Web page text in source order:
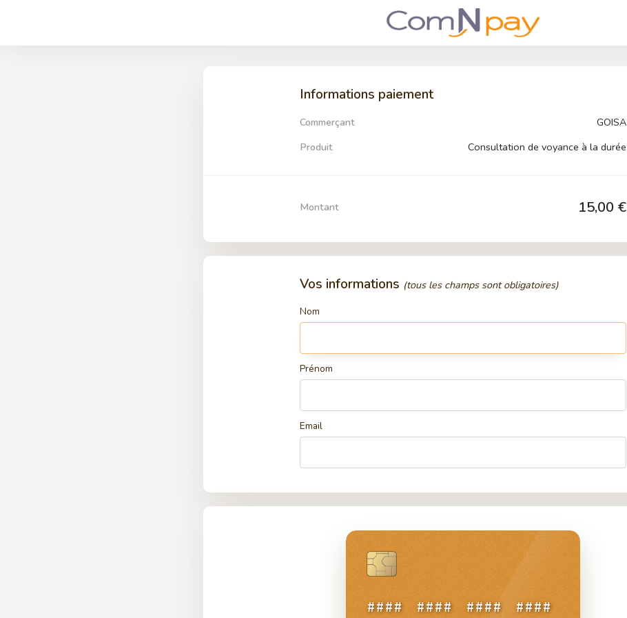
Informations paiement
Commerçant
GOISA
Produit
Consultation de voyance à la durée
Montant 15,00 €
Vos informations (tous les champs sont obligatoires)
Nom
Prénom
Email
#### #### #### ####